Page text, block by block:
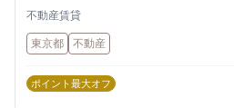
不動産賃貸
東京都 不動産
ポイント最大オフ